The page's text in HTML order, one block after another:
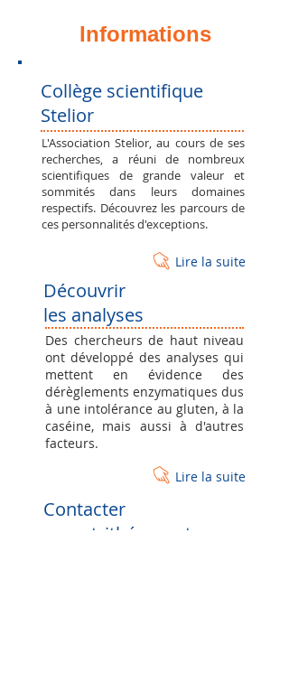
Informations
Collège scientifique
Stelior
​​L'Association Stelior, au cours de ses
recherches, a réuni de nombreux
scientifiques de grande valeur et
sommités dans leurs domaines
respectifs.​ Découvrez les parcours de
ces personnalités d'exceptions.
Lire la suite
Découvrir
les analyses
Des chercheurs de haut niveau
ont développé des analyses qui
mettent en évidence des
dérèglements enzymatiques dus
à une intolérance au gluten, à la
caséine, mais aussi à d'autres
facteurs.
Lire la suite
Contacter
un nutrithérapeute